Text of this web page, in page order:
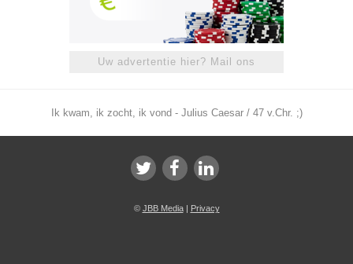
Uw advertentie hier? Mail ons
Ik kwam, ik zocht, ik vond - Julius Caesar / 47 v.Chr. ;)
© JBB Media| Privacy